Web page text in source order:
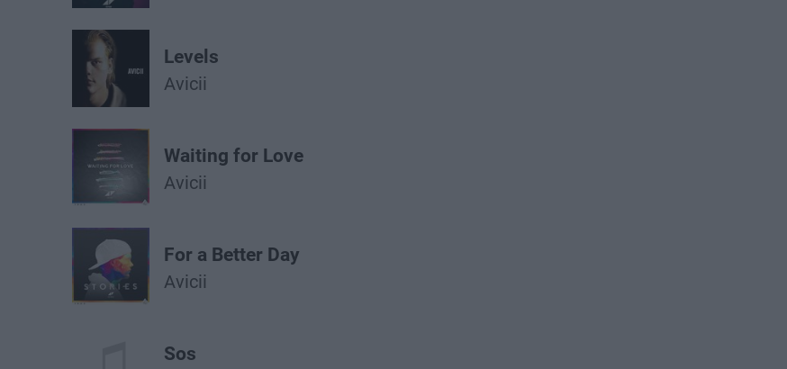
Levels
Avicii
Waiting for Love
Avicii
For a Better Day
Avicii
Sos